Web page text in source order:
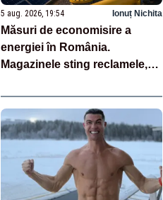
5 aug. 2026, 19:54 Ionuț Nichita
Măsuri de economisire a
energiei în România.
Magazinele sting reclamele,
consumul